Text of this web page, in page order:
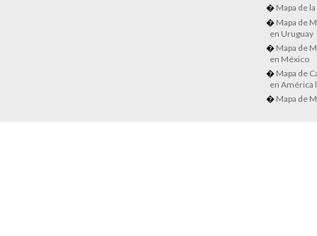
Mapa de
Mapa de
en Uruguay
Mapa de
en México
Mapa de
en América
Mapa de